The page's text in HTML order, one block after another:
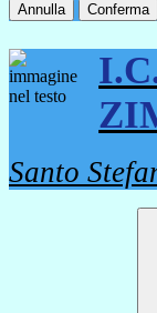
Annulla Conferma
Santo